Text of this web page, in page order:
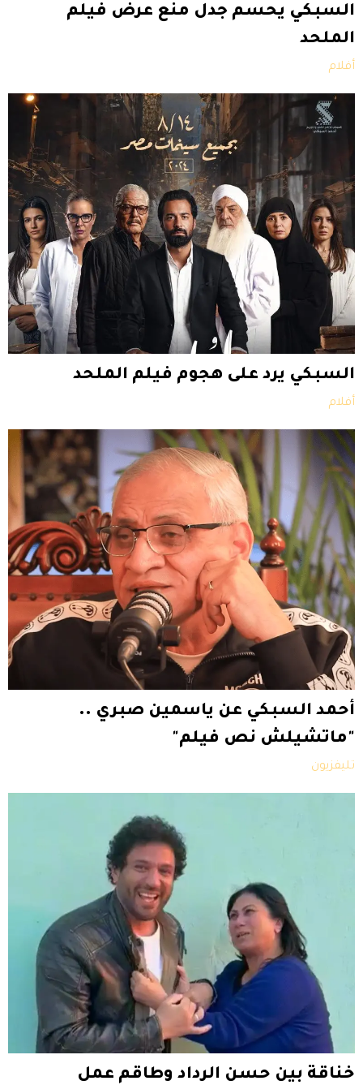
السبكي يحسم جدل منع عرض فيلم
الملحد
أفلام
السبكي يرد على هجوم فيلم الملحد
أفلام
أحمد السبكي عن ياسمين صبري ..
"ماتشيلش نص فيلم"
تليفزيون
خناقة بين حسن الرداد وطاقم عمل